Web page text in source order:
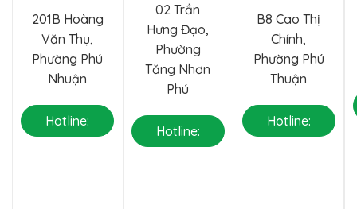
201B Hoàng
Văn Thụ,
Phường Phú
Nhuận
Hotline:
02 Trần
Hưng Đạo,
Phường
Tăng Nhơn
Phú
Hotline:
B8 Cao Thị
Chính,
Phường Phú
Thuận
Hotline: